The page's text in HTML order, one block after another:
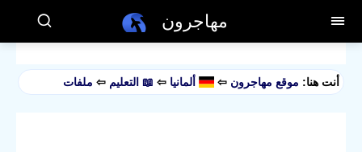
مهاجرون
أنت هنا: موقع مهاجرون ⇦ ألمانيا ⇦ 📖 التعليم ⇦ملفات